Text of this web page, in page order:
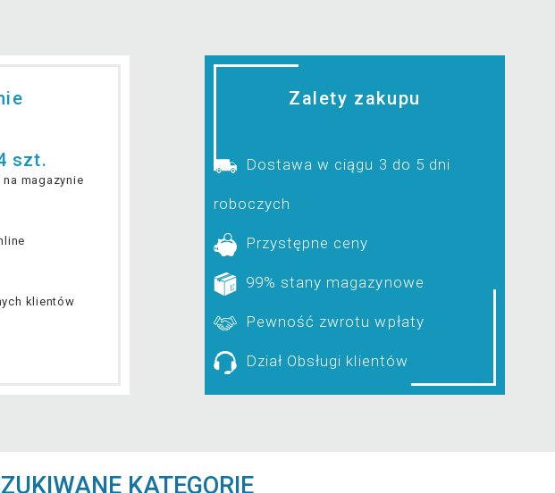
szt.
magazynie
klientów
Zalety zakupu
Dostawa w ciągu 3 do 5 dni
roboczych
Przystępne ceny
99% stany magazynowe
Pewność zwrotu wpłaty
Dział Obsługi klientów
KATEGORIE